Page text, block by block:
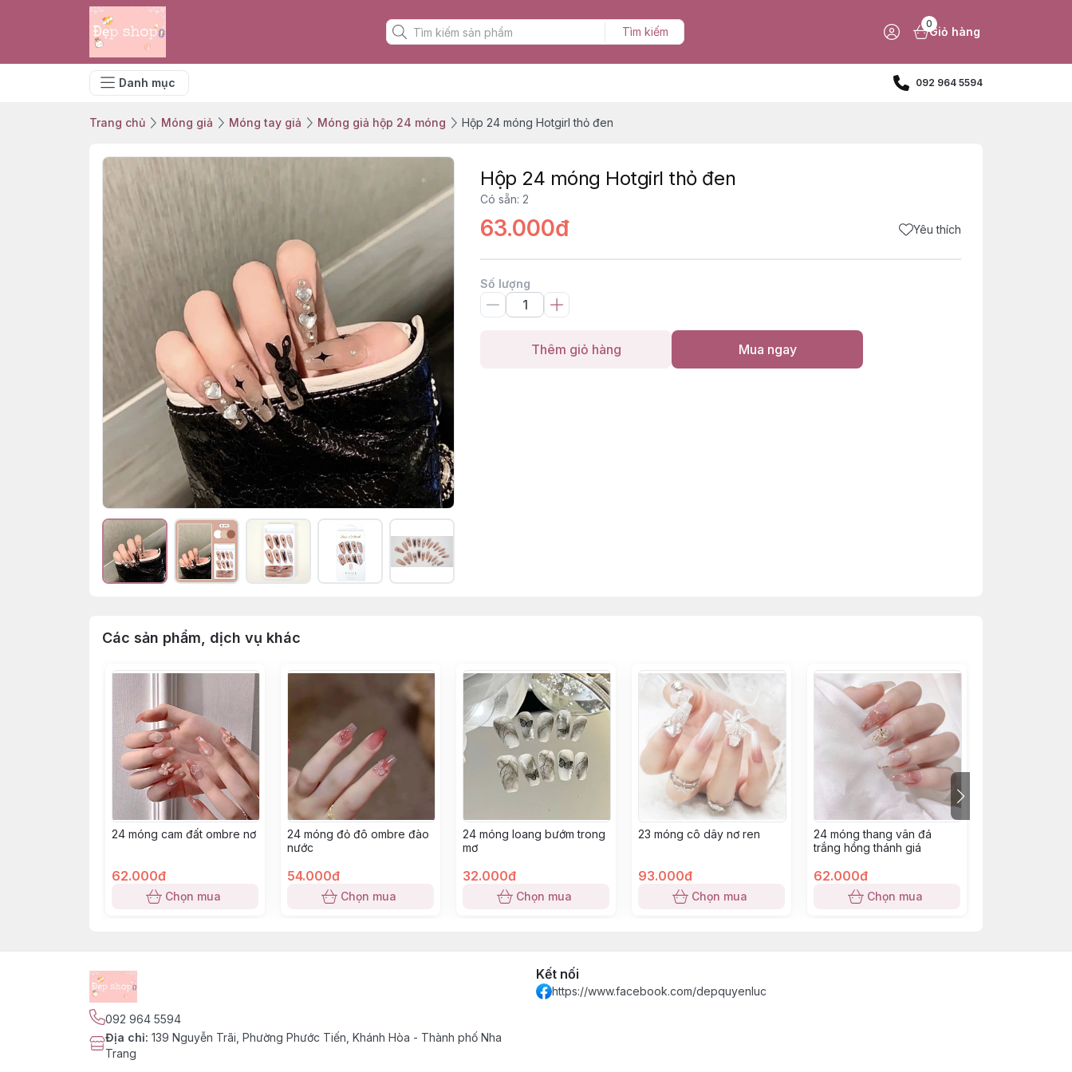
Tìm kiếm
0
Giỏ hàng
Danh mục 092 964 5594
Trang chủ Móng giả Móng tay giả Móng giả hộp 24 móng Hộp 24 móng Hotgirl thỏ đen
Hộp 24 móng Hotgirl thỏ đen
Có sẵn: 2
63.000đ Yêu thích
Số lượng
Thêm giỏ hàng Mua ngay
Các sản phẩm, dịch vụ khác
24 móng cam đất ombre nơ
62.000đ
Chọn mua
24 móng đỏ đô ombre đào
nước
54.000đ
Chọn mua
24 móng loang bướm trong
mơ
32.000đ
Chọn mua
23 móng cô dây nơ ren
93.000đ
Chọn mua
24 móng thang vân đá
trắng hồng thánh giá
62.000đ
Chọn mua
092 964 5594
Địa chỉ: 139 Nguyễn Trãi, Phường Phước Tiến, Khánh Hòa - Thành phố Nha
Trang
Kết nối
https://www.facebook.com/depquyenluc